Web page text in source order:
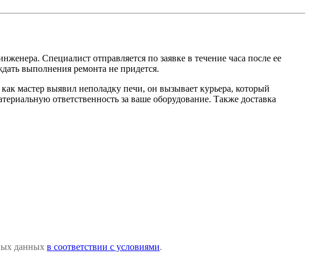
Специалист отправляется по заявке в течение часа после ее
выполнения ремонта не придется.
мастер выявил неполадку печи, он вызывает курьера, который
ответственность за ваше оборудование. Также доставка
данных в соответствии с условиями.